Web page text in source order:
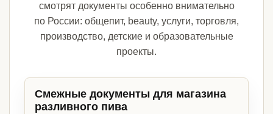
смотрят документы особенно внимательно
по России: общепит, beauty, услуги, торговля,
производство, детские и образовательные
проекты.
Смежные документы для магазина
разливного пива